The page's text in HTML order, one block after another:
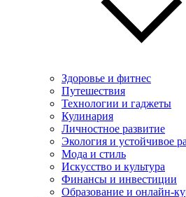
Здоровье и фитнес
Путешествия
Технологии и гаджеты
Кулинария
Личностное развитие
Экология и устойчивое
Мода и стиль
Искусство и культура
Финансы и инвестиции
Образование и онлайн-